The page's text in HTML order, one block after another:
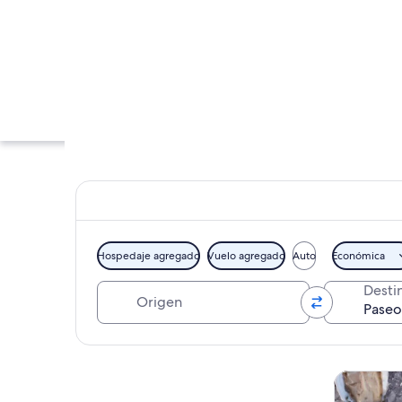
Un muelle
Hospedaje agregado Vuelo agregado Auto Económica
Tours y